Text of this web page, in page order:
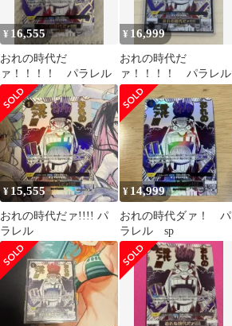
¥ 16,555
おれの時代だ
ァ！！！！ パラレル
¥ 16,999
おれの時代だ
ァ！！！！ パラレル
¥ 15,555
おれの時代だァ!!!! パ
ラレル
¥ 14,999
おれの時代ダァ！ パ
ラレル sp